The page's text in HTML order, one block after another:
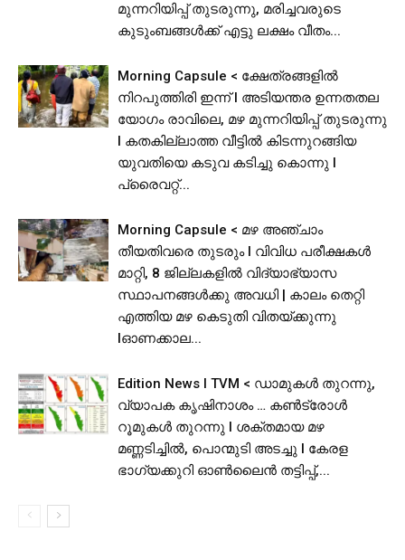
മുന്നറിയിപ്പ് തുടരുന്നു, മരിച്ചവരുടെ
കുടുംബങ്ങൾക്ക് എട്ടു ലക്ഷം വീതം...
Morning Capsule < ക്ഷേത്രങ്ങളിൽ
നിറപുത്തിരി ഇന്ന് l അടിയന്തര ഉന്നതതല
യോഗം രാവിലെ, മഴ മുന്നറിയിപ്പ് തുടരുന്നു
I കതകില്ലാത്ത വീട്ടില്‍ കിടന്നുറങ്ങിയ
യുവതിയെ കടുവ കടിച്ചു കൊന്നു l
പ്രൈവറ്റ്...
Morning Capsule < മഴ അഞ്ചാം
തീയതിവരെ തുടരും I വിവിധ പരീക്ഷകൾ
മാറ്റി, 8 ജില്ലകളിൽ വിദ്യാഭ്യാസ
സ്ഥാപനങ്ങള്‍ക്കു അവധി | കാലം തെറ്റി
എത്തിയ മഴ കെടുതി വിതയ്ക്കുന്നു
lഓണക്കാല...
Edition News I TVM < ഡാമുകൾ തുറന്നു,
വ്യാപക കൃഷിനാശം … കൺട്രോൾ
റൂമുകൾ തുറന്നു l ശക്തമായ മഴ
മണ്ണടിച്ചിൽ, പൊന്മുടി അടച്ചു l കേരള
ഭാഗ്യക്കുറി ഓൺലൈൻ തട്ടിപ്പ്,...